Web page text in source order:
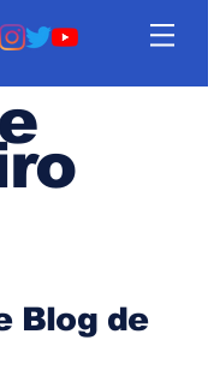
Blog de